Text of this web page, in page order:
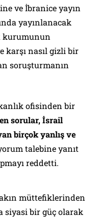
ve İbranice yayın
yayınlanacak
kurumunun
karşı nasıl gizli bir
soruşturmanın
ofisinden bir
sorular, İsrail
birçok yanlış ve
talebine yanıt
reddetti.
müttefiklerinden
siyasi bir güç olarak